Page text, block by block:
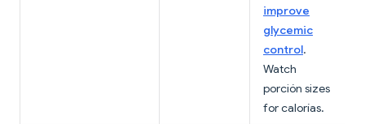
improve
glycemic
control.
Watch
porción sizes
for calorías.